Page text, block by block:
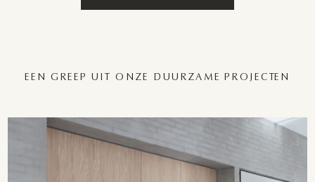
EEN GREEP UIT ONZE DUURZAME PROJECTEN